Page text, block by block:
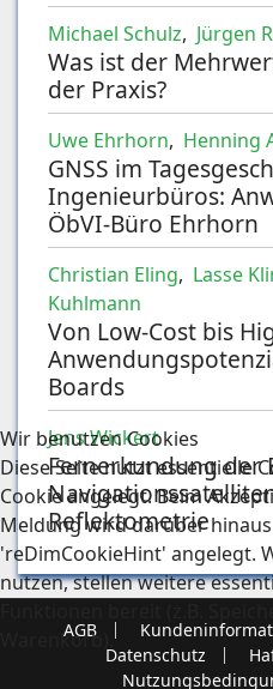
Michael Schulz, Jürgen
Was ist der
der Praxis?
Uwe Ehrhorn, Henning
GNSS im
Ingenieurbüros:
ÖbVI-Büro Ehrhorn
Christian Eling, Lasse
Kuhlmann
Von Low-Cost bis
Boards
Jens Wickert
Fernerkundung der
Reflektometrie
AGB
Datenschutz
Wir benutzen Cookies
Diese Seite nutzt essentielle
Cookie angelegt. Beim
Meldung wird darüber
'reDimCookieHint' angelegt.
nutzen, stellen weitere
Warenkorb).